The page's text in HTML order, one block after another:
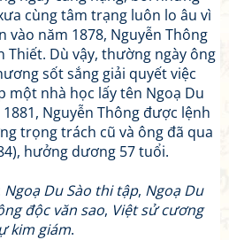
cùng tâm trạng luôn lo âu vì
vào năm 1878, Nguyễn Thông
Thiết. Dù vậy, thường ngày ông
sốt sắng giải quyết việc
một nhà học lấy tên Ngoạ Du
Nguyễn Thông được lệnh
trọng trách cũ và ông đã qua
hưởng dương 57 tuổi.
Ngoạ Du Sào thi tập, Ngoạ Du
độc văn sao, Việt sử cương
kim giám.